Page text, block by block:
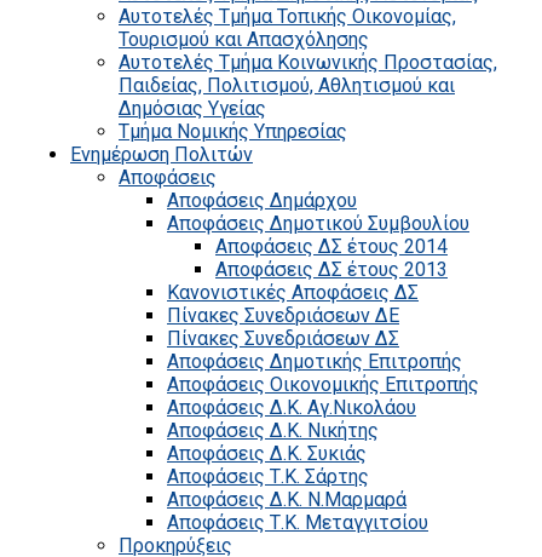
Αυτοτελές Τμήμα Τοπικής Οικονομίας,
Τουρισμού και Απασχόλησης
Αυτοτελές Τμήμα Κοινωνικής Προστασίας,
Παιδείας, Πολιτισμού, Αθλητισμού και
Δημόσιας Υγείας
Τμήμα Νομικής Υπηρεσίας
Ενημέρωση Πολιτών
Αποφάσεις
Αποφάσεις Δημάρχου
Αποφάσεις Δημοτικού Συμβουλίου
Αποφάσεις ΔΣ έτους 2014
Αποφάσεις ΔΣ έτους 2013
Κανονιστικές Αποφάσεις ΔΣ
Πίνακες Συνεδριάσεων ΔΕ
Πίνακες Συνεδριάσεων ΔΣ
Αποφάσεις Δημοτικής Επιτροπής
Αποφάσεις Οικονομικής Επιτροπής
Αποφάσεις Δ.Κ. Αγ.Νικολάου
Αποφάσεις Δ.Κ. Νικήτης
Αποφάσεις Δ.Κ. Συκιάς
Αποφάσεις Τ.Κ. Σάρτης
Αποφάσεις Δ.Κ. Ν.Μαρμαρά
Αποφάσεις Τ.Κ. Μεταγγιτσίου
Προκηρύξεις